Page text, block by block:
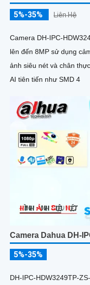
5%-35% Liên Hệ
Camera DH-IPC-
lên đến 8MP sử dụng
ảnh siêu nét và chân thực. Ngoài ra camera sở hữu công nghệ
AI tiên tiến như SMD 4
Camera Dahua DH-
5%-35%
DH-IPC-HDW3249TP-